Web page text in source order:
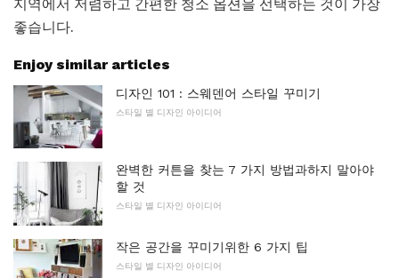
지역에서 저렴하고 간편한 청소 옵션을 선택하는 것이 가장
좋습니다.
Enjoy similar articles
디자인 101 : 스웨덴어 스타일 꾸미기
스타일 별 디자인 아이디어
완벽한 커튼을 찾는 7 가지 방법과하지 말아야
할 것
스타일 별 디자인 아이디어
작은 공간을 꾸미기위한 6 가지 팁
스타일 별 디자인 아이디어